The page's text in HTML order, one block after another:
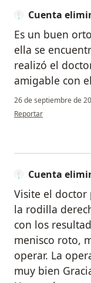
Cuenta
Es un buen
ella se
realizó el
amigable con
26 de septiembre de
en opinión del usuario
Reportar
Cuenta
Visite el
la rodilla
con los
menisco roto,
operar. La
muy bien